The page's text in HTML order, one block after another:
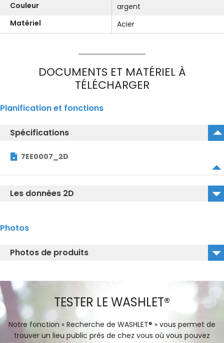
Couleur
argent
Matériel
Acier
DOCUMENTS ET MATÉRIEL À
TÉLÉCHARGER
Planification et fonctions
Spécifications
7EE0007_2D
Les données 2D
Photos
Photos de produits
TESTER LE WASHLET®
Notre fonction « Recherche de WASHLET® » vous permet de
trouver un lieu public près de chez vous où vous pouvez